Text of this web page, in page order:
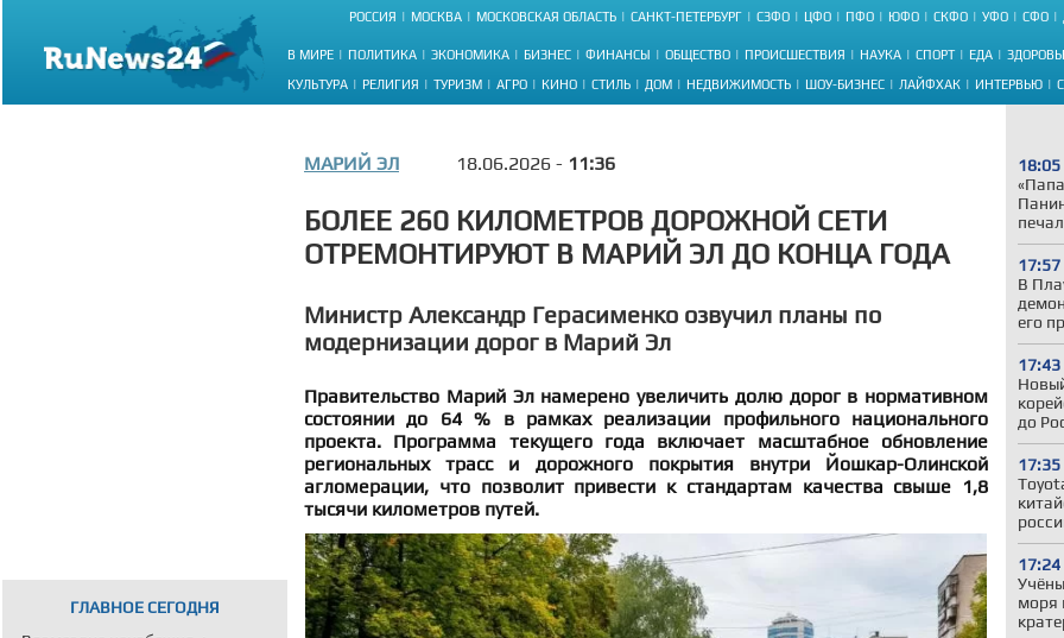
РОССИЯ МОСКВА МОСКОВСКАЯ ОБЛАСТЬ САНКТ-ПЕТЕРБУРГ СЗФО ЦФО ПФО ЮФО СКФО УФО СФО
В МИРЕ ПОЛИТИКА ЭКОНОМИКА БИЗНЕС ФИНАНСЫ ОБЩЕСТВО ПРОИСШЕСТВИЯ НАУКА СПОРТ ЕДА
КУЛЬТУРА РЕЛИГИЯ ТУРИЗМ АГРО КИНО СТИЛЬ ДОМ НЕДВИЖИМОСТЬ ШОУ-БИЗНЕС ЛАЙФХАК ИНТЕРВЬЮ
ГЛАВНОЕ СЕГОДНЯ
18:05
17:57
В
его
17:43
до
17:35
17:24
моря
МАРИЙ ЭЛ 18.06.2026 - 11:36
БОЛЕЕ 260 КИЛОМЕТРОВ ДОРОЖНОЙ СЕТИ
ОТРЕМОНТИРУЮТ В МАРИЙ ЭЛ ДО КОНЦА ГОДА
Министр Александр Герасименко озвучил планы по
модернизации дорог в Марий Эл
Правительство Марий Эл намерено увеличить долю дорог в нормативном
состоянии до 64 % в рамках реализации профильного национального
проекта. Программа текущего года включает масштабное обновление
региональных трасс и дорожного покрытия внутри Йошкар-Олинской
агломерации, что позволит привести к стандартам качества свыше 1,8
тысячи километров путей.